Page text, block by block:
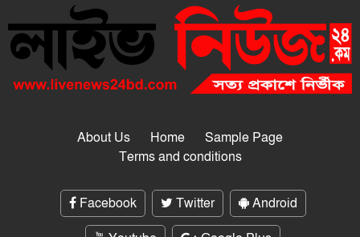
About Us Home
Sample Page
Terms and conditions
Facebook Twitter
Android